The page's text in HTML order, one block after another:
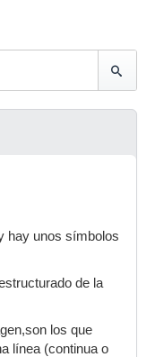
hay unos símbolos
de la
los que
línea (continua o